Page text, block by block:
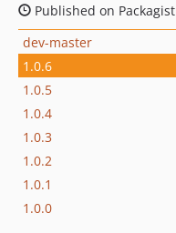
Published on
dev-master
1.0.6
1.0.5
1.0.4
1.0.3
1.0.2
1.0.1
1.0.0